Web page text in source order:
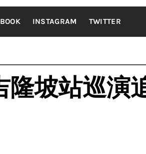
INSTAGRAM TWITTER
坡站巡演